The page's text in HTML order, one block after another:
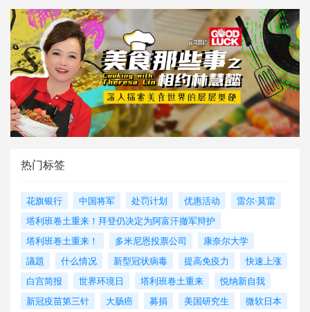
热门标签
花旗银行 中国将军 处罚计划 优惠活动
雷尔·莫雷
塔利班卷土重来！拜登仍决定为阿富汗撤军辩护
塔利班卷土重来！
多米尼恩投票公司
康奈尔大学
議題
什么情况 新型冠状病毒 提高免疫力
快速上涨
白宫简报
世界环境日 塔利班卷土重来
悦纳新自我
新冠疫苗第三针
大肠癌 募捐 美国研究生
微软日本